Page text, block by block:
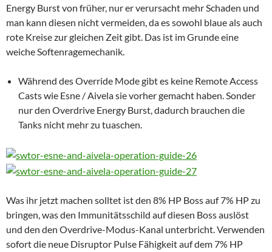
Energy Burst von früher, nur er verursacht mehr Schaden und
man kann diesen nicht vermeiden, da es sowohl blaue als auch
rote Kreise zur gleichen Zeit gibt. Das ist im Grunde eine
weiche Softenragemechanik.
Während des Override Mode gibt es keine Remote Access
Casts wie Esne / Aivela sie vorher gemacht haben. Sonder
nur den Overdrive Energy Burst, dadurch brauchen die
Tanks nicht mehr zu tuaschen.
Was ihr jetzt machen solltet ist den 8% HP Boss auf 7% HP zu
bringen, was den Immunitätsschild auf diesen Boss auslöst
und den den Overdrive-Modus-Kanal unterbricht.Verwenden
sofort die neue Disruptor Pulse Fähigkeit auf dem 7% HP